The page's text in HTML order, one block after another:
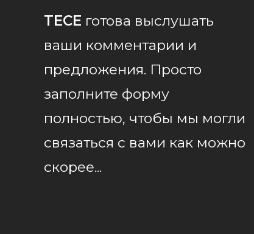
TECE готова выслушать
ваши комментарии и
предложения. Просто
заполните форму
полностью, чтобы мы могли
связаться с вами как можно
скорее...